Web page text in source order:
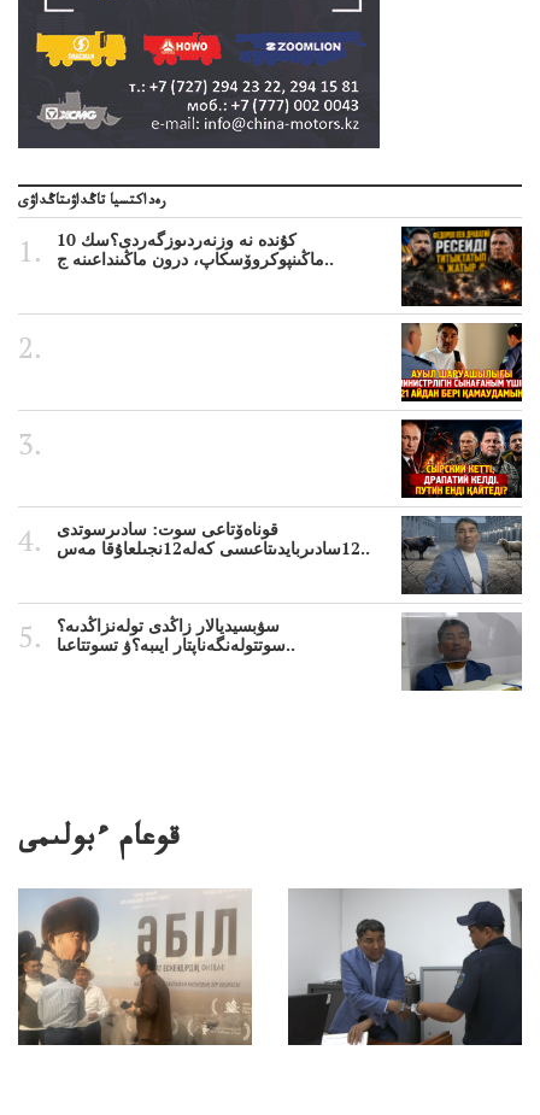
رەداكتسيا تاڭداۋىتاڭداۋى
10 كۇندە نە وزنەردىوزگەردى؟سك
ماڭىنپوكروۆسكاپ، درون ماڭىنداعىنە ج..
قوناەۆتاعى سوت: سادىرسوتدى
12سادىربايدىتاعىسى كەلە12نجىلعاۇقا مەس..
سۋبسيديالار زاڭدى تولەنزاڭدىە؟
سوتتولەنگەناپتار ايىبە؟ۋ تسوتتاعىا..
قوعام ءبولىمى